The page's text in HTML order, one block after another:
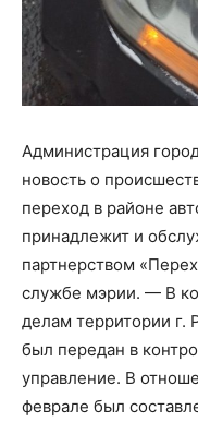
Администрация
новость о
переход в районе
принадлежит и
партнерством
службе мэрии. — В
делам территории г.
был передан в
управление. В
феврале был